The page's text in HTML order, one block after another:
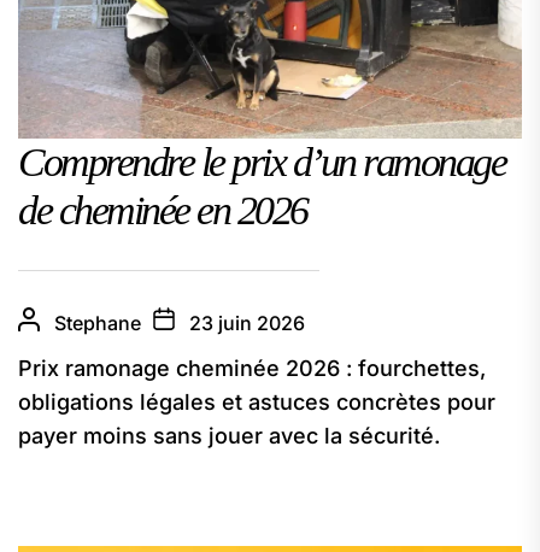
Comprendre le prix d’un ramonage
de cheminée en 2026
Stephane 23 juin 2026
Prix ramonage cheminée 2026 : fourchettes,
obligations légales et astuces concrètes pour
payer moins sans jouer avec la sécurité.